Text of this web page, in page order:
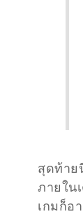
สุดท้าย
ภายใน
เกมก็อ